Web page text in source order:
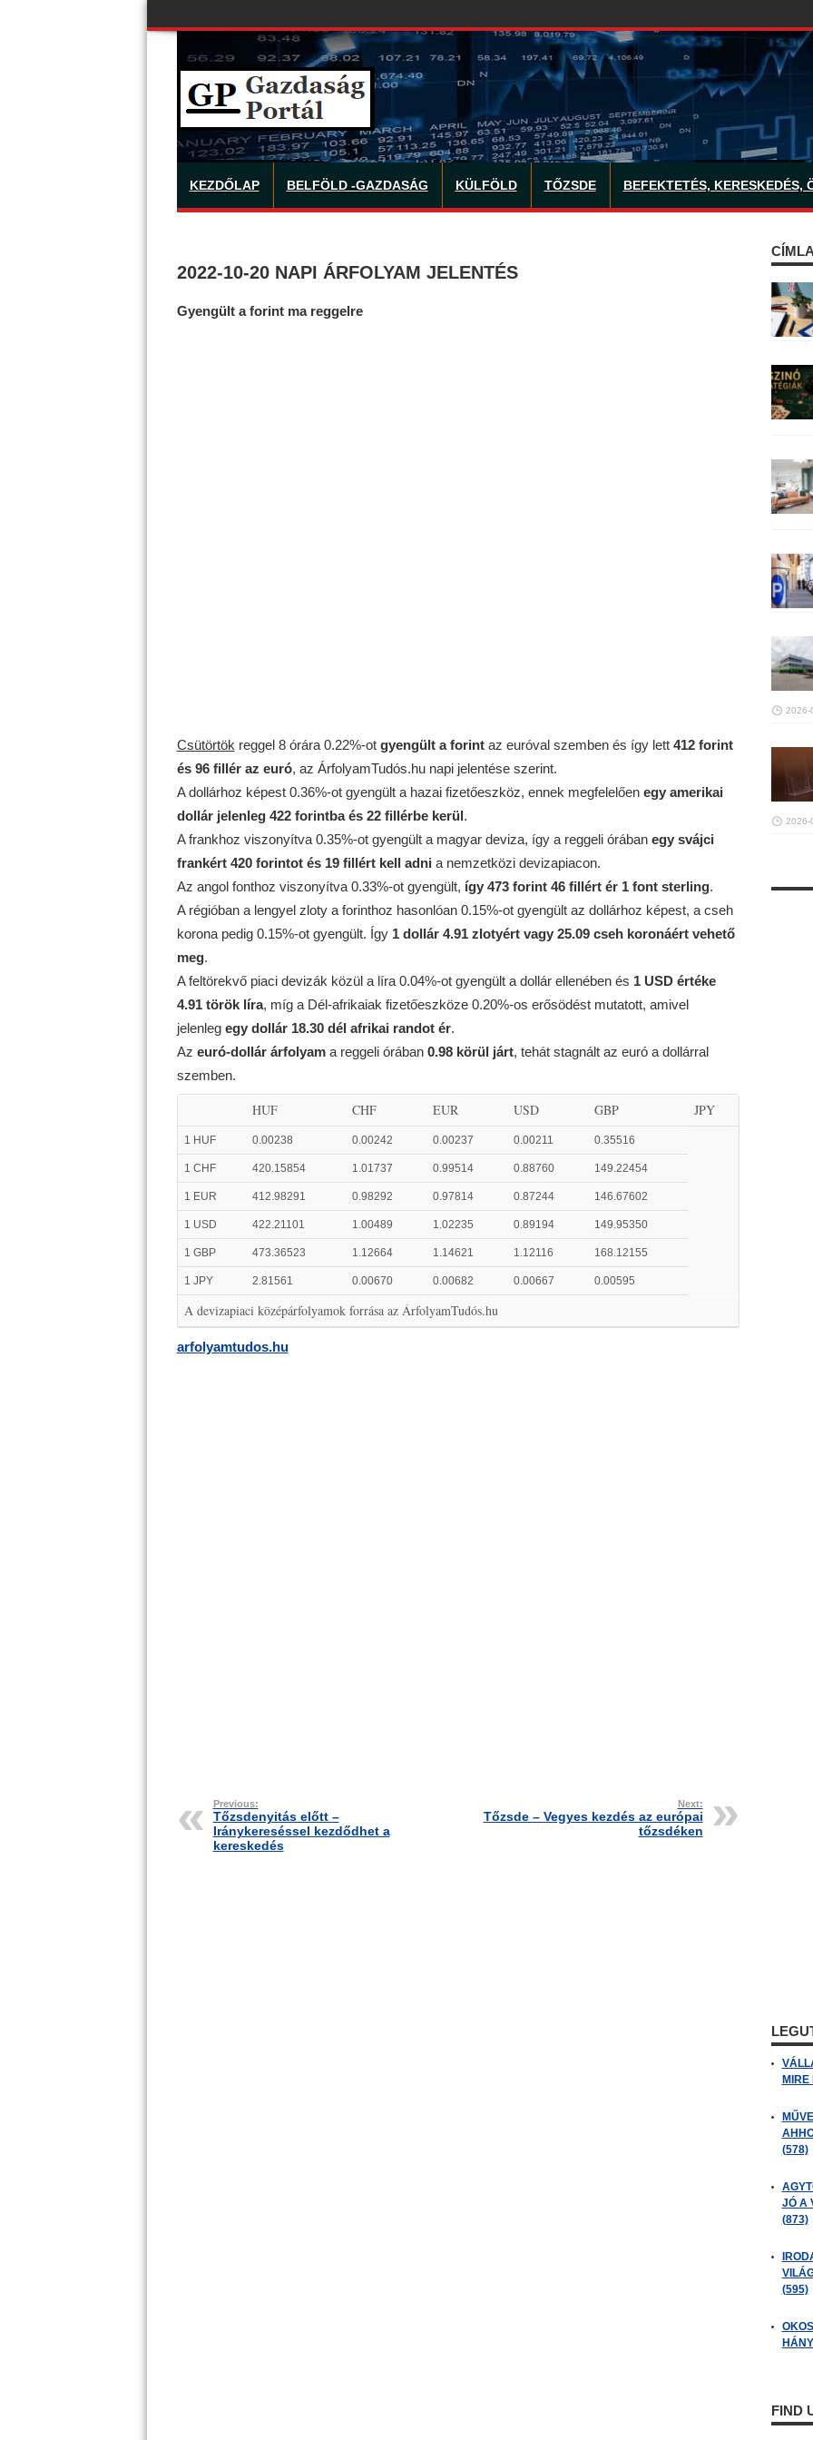
KEZDŐLAP BELFÖLD -GAZDASÁG KÜLFÖLD TŐZSDE BEFEKTETÉS, KERESKEDÉS,
2022-10-20 NAPI ÁRFOLYAM JELENTÉS
Gyengült a forint ma reggelre
Csütörtök reggel 8 órára 0.22%-ot gyengült a forintaz euróval szemben és így lett 412 forint
és 96 fillér az euró, az ÁrfolyamTudós.hu napi jelentése szerint.
A dollárhoz képest 0.36%-ot gyengült a hazai fizetőeszköz, ennek megfelelően egy amerikai
dollár jelenleg 422 forintba és 22 fillérbe kerül.
A frankhoz viszonyítva 0.35%-ot gyengült a magyar deviza, így a reggeli órában egy svájci
frankért 420 forintot és 19 fillért kell adni a nemzetközi devizapiacon.
Az angol fonthoz viszonyítva 0.33%-ot gyengült, így 473 forint 46 fillért ér 1 font sterling.
A régióban a lengyel zloty a forinthoz hasonlóan 0.15%-ot gyengült az dollárhoz képest, a cseh
korona pedig 0.15%-ot gyengült. Így 1 dollár 4.91 zlotyért vagy 25.09 cseh koronáért vehető
meg.
A feltörekvő piaci devizák közül a líra 0.04%-ot gyengült a dollár ellenében és 1 USD értéke
4.91 török líra, míg a Dél-afrikaiak fizetőeszköze 0.20%-os erősödést mutatott, amivel
jelenleg egy dollár 18.30 dél afrikai randot ér.
Az euró-dollár árfolyama reggeli órában 0.98 körül járt, tehát stagnált az euró a dollárral
szemben.
HUF CHF EUR USD GBP JPY
1 HUF 0.00238 0.00242 0.00237 0.00211 0.35516
1 CHF 420.15854 1.01737 0.99514 0.88760 149.22454
1 EUR 412.98291 0.98292 0.97814 0.87244 146.67602
1 USD 422.21101 1.00489 1.02235 0.89194 149.95350
1 GBP 473.36523 1.12664 1.14621 1.12116 168.12155
1 JPY 2.81561 0.00670 0.00682 0.00667 0.00595
A devizapiaci középárfolyamok forrása az ÁrfolyamTudós.hu
arfolyamtudos.hu
Previous:
Tőzsdenyitás előtt –
Iránykereséssel kezdődhet a
kereskedés
Next:
Tőzsde – Vegyes kezdés az európai
tőzsdéken
2026-
2026-
MIRE
(578)
JÓ A
(873)
(595)
FIND